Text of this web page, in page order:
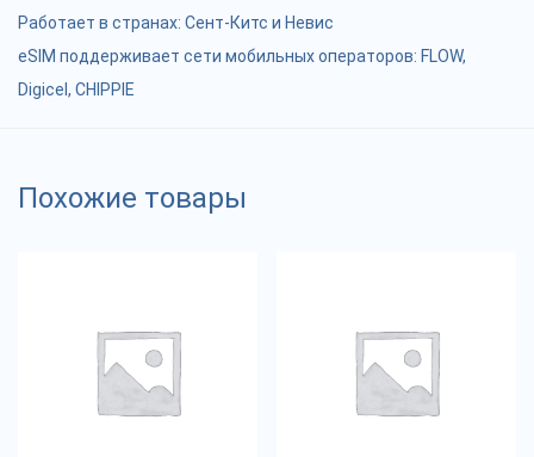
Работает в странах: Сент-Китс и Невис
eSIM поддерживает сети мобильных операторов: FLOW,
Digicel, CHIPPIE
Похожие товары